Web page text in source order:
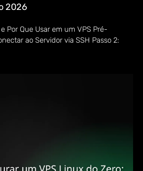
2026
Por Que Usar em um VPS Pré-
ao Servidor via SSH Passo 2: